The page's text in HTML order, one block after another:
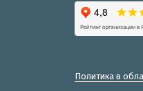
Политика в